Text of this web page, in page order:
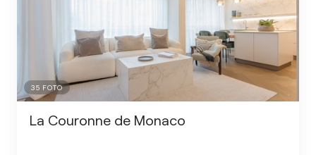
35 FOTO
La Couronne de Monaco